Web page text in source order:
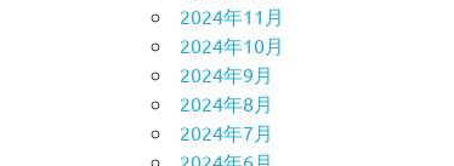
2024年11月
2024年10月
2024年9月
2024年8月
2024年7月
2024年6月